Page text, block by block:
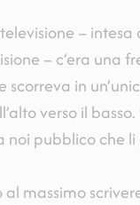
–
– c’era una
scorreva in
verso il
noi pubblico che
massimo